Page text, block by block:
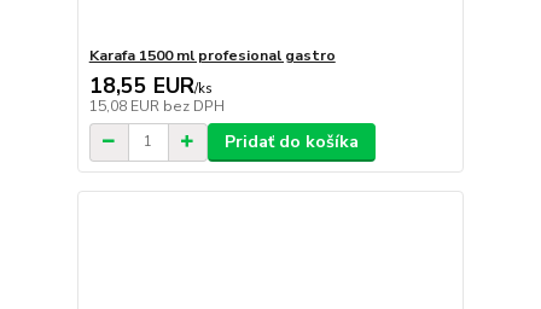
Karafa 1500 ml profesional gastro
18,55 EUR/ks
15,08 EUR bez DPH
Pridať do košíka